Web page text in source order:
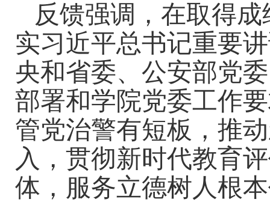
反馈强调，在取得
实习近平总书记重要
央和省委、公安部党
部署和学院党委工作
管党治警有短板，推
入，贯彻新时代教育
体，服务立德树人根